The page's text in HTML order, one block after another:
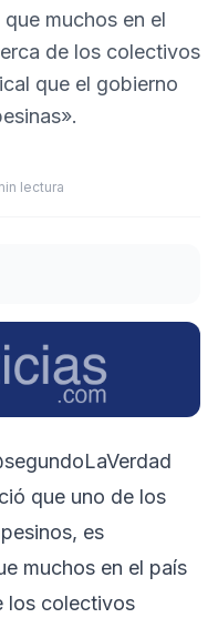
muchos en el
de los colectivos
que el gobierno
lectura
que uno de los
es
muchos en el país
los colectivos